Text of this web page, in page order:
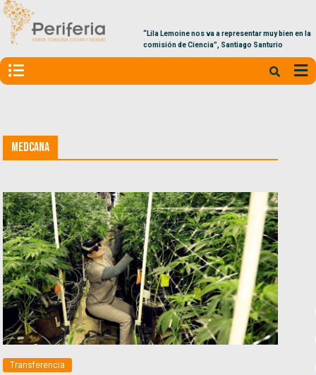
“Lila Lemoine nos va a representar muy bien en la
comisión de Ciencia”, Santiago Santurio
Medcana
Transferencia